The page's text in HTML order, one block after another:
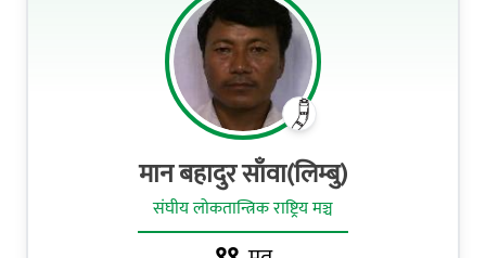
मान बहादुर साँवा(लिम्बु)
संघीय लोकतान्त्रिक राष्ट्रिय मञ्च